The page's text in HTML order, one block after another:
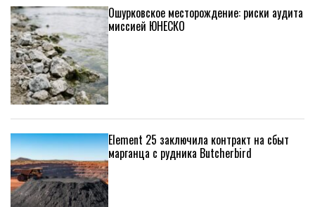
Ошурковское месторождение: риски аудита
миссией ЮНЕСКО
Element 25 заключила контракт на сбыт
марганца с рудника Butcherbird